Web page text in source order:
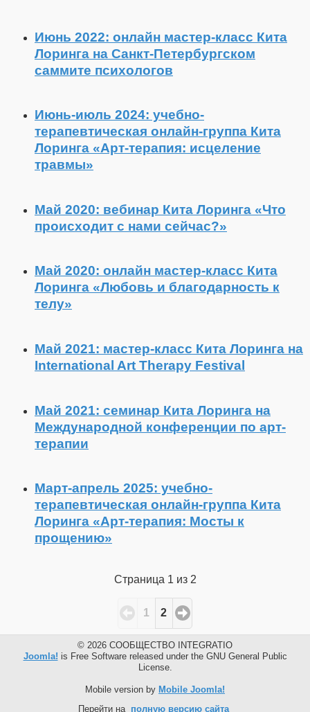
Июнь 2022: онлайн мастер-класс Кита
Лоринга на Санкт-Петербургском
саммите психологов
Июнь-июль 2024: учебно-
терапевтическая онлайн-группа Кита
Лоринга «Арт-терапия: исцеление
травмы»
Май 2020: вебинар Кита Лоринга «Что
происходит с нами сейчас?»
Май 2020: онлайн мастер-класс Кита
Лоринга «Любовь и благодарность к
телу»
Май 2021: мастер-класс Кита Лоринга на
International Art Therapy Festival
Май 2021: семинар Кита Лоринга на
Международной конференции по арт-
терапии
Март-апрель 2025: учебно-
терапевтическая онлайн-группа Кита
Лоринга «Арт-терапия: Мосты к
прощению»
Страница 1 из 2
1 2
© 2026 СООБЩЕСТВО INTEGRATIO
Joomla! is Free Software released under the GNU General Public
License.
Mobile version by Mobile Joomla!
Перейти на полную версию сайта